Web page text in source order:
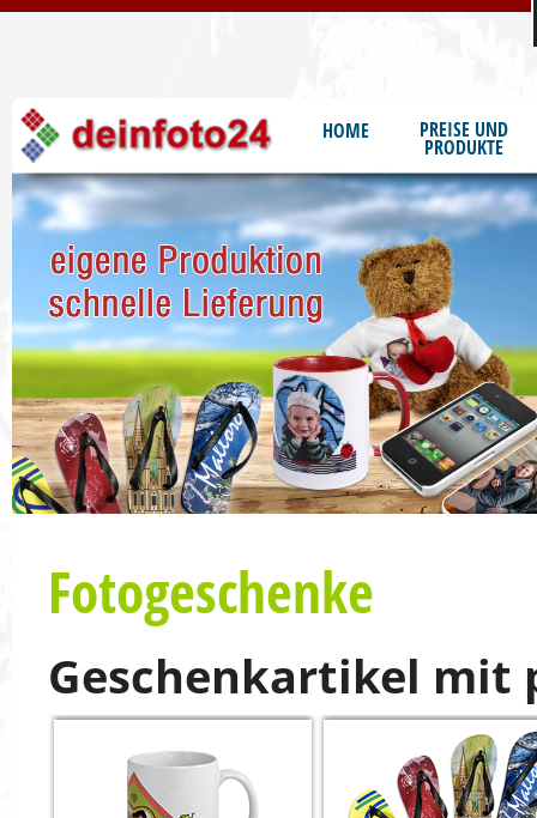
HOME PREISE UND
PRODUKTE
Fotogeschenke
Geschenkartikel mit